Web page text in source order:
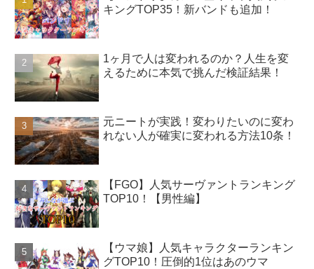
キングTOP35！新バンドも追加！
1ヶ月で人は変われるのか？人生を変
えるために本気で挑んだ検証結果！
元ニートが実践！変わりたいのに変わ
れない人が確実に変われる方法10条！
【FGO】人気サーヴァントランキング
TOP10！【男性編】
【ウマ娘】人気キャラクターランキン
グTOP10！圧倒的1位はあのウマ